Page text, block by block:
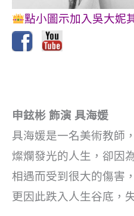
點小圖示加入吳大妮
申鉉彬 飾演 具海媛
具海媛是一名美術教師
燦爛發光的人生，卻因
相遇而受到很大的傷害
更因此跌入人生谷底，